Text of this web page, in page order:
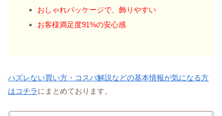
おしゃれパッケージで、飾りやすい
お客様満足度91%の安心感
ハズレない買い方・コスパ解説などの基本情報が気になる方
はコチラにまとめております。